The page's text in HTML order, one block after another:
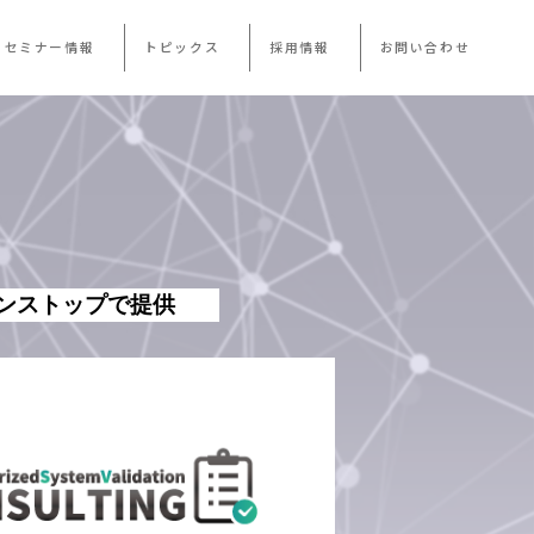
ミナー情報 トピックス 採用情報 お問い合わせ
ストップで提供